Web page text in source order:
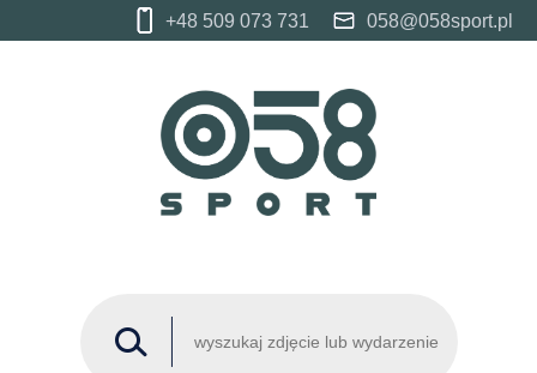
+48 509 073 731 058@058sport.pl